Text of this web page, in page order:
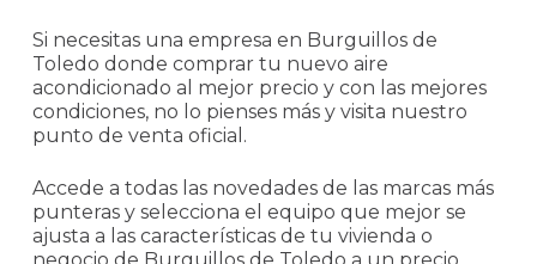
Si necesitas una empresa en Burguillos de
Toledo donde comprar tu nuevo aire
acondicionado al mejor precio y con las mejores
condiciones, no lo pienses más y visita nuestro
punto de venta oficial.
Accede a todas las novedades de las marcas más
punteras y selecciona el equipo que mejor se
ajusta a las características de tu vivienda o